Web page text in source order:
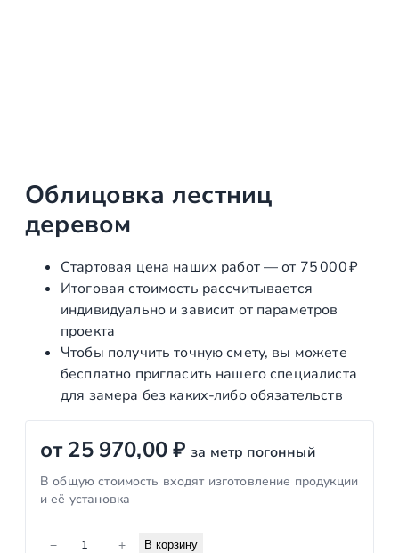
Облицовка лестниц
деревом
Стартовая цена наших работ — от 75 000 ₽
Итоговая стоимость рассчитывается
индивидуально и зависит от параметров
проекта
Чтобы получить точную смету, вы можете
бесплатно пригласить нашего специалиста
для замера без каких‑либо обязательств
от 25 970,00₽ за метр погонный
В общую стоимость входят изготовление продукции
и её установка
− + В корзину